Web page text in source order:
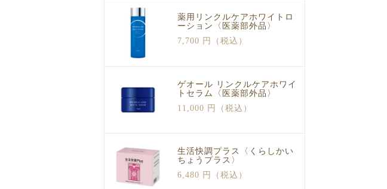
薬用リンクルケアホワイトロ
ーション〈医薬部外品〉
7,700 円（税込）
ゲオール リンクルケアホワイ
トセラム〈医薬部外品〉
11,000 円（税込）
生活快調プラス〈くらしかい
ちょうプラス〉
6,480 円（税込）